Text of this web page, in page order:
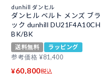
dunhill ダンヒル
ダンヒル ベルト メンズ ブラ
ック dunhill DU21F4A10CH
BK/BK
送料無料
ラッピング
参考価格 ¥81,400
¥60,800税込